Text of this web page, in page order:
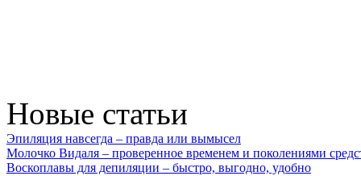
Новые статьи
Эпиляция навсегда – правда или вымысел
Молочко Видаля – проверенное временем и поколениями
Воскоплавы для депиляции – быстро, выгодно, удобно